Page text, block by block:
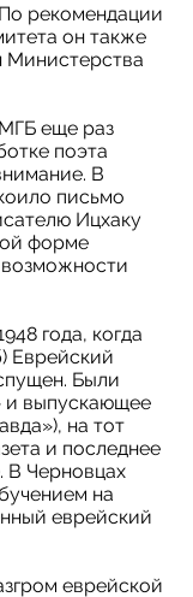
рекомендации
он также
Министерства
еще раз
поэта
В
письмо
Ицхаку
форме
года, когда
Еврейский
Были
и выпускающее
на тот
и последнее
В Черновцах
на
еврейский
еврейской